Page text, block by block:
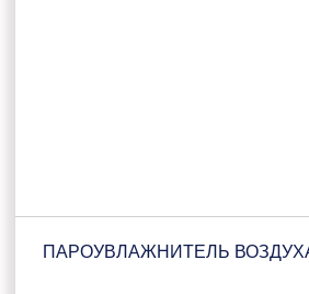
ПАРОУВЛАЖНИТЕЛЬ ВОЗДУХА